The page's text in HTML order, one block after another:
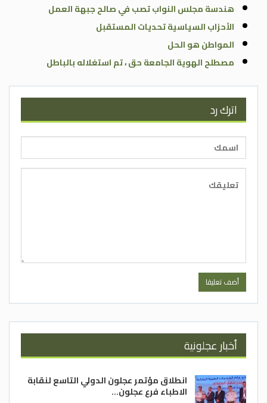
هندسة مجلس النواب تصب في صالح جبهة العمل
الأحزاب السياسية تحديات المستقبل
المواطن هو الحل
مصطلح الهوية الجامعة حق ، تم استغلاله بالباطل
اترك رد
أخبار عجلونية
انطلاق مؤتمر عجلون الدولي التاسع لنقابة
الاطباء فرع عجلون…